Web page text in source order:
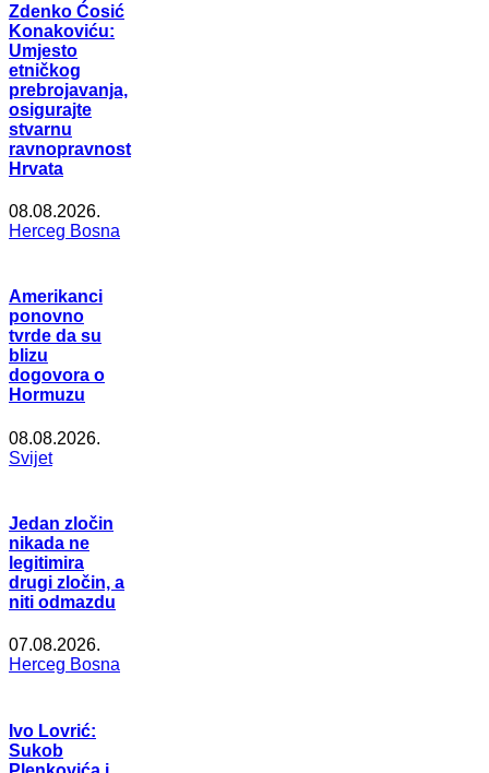
Zdenko Ćosić
Konakoviću:
Umjesto
etničkog
prebrojavanja,
osigurajte
stvarnu
ravnopravnost
Hrvata
08.08.2026.
Herceg Bosna
Amerikanci
ponovno
tvrde da su
blizu
dogovora o
Hormuzu
08.08.2026.
Svijet
Jedan zločin
nikada ne
legitimira
drugi zločin, a
niti odmazdu
07.08.2026.
Herceg Bosna
Ivo Lovrić:
Sukob